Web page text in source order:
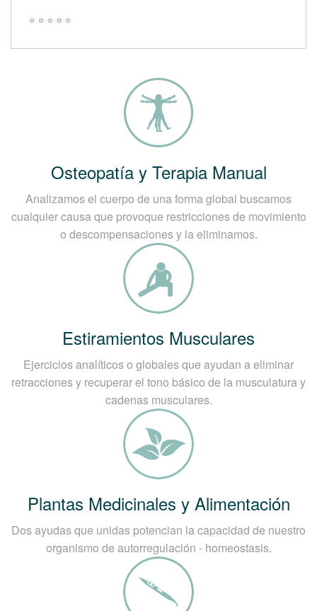
Osteopatía y Terapia Manual
Analizamos el cuerpo de una forma global buscamos
cualquier causa que provoque restricciones de movimiento
o descompensaciones y la eliminamos.
Estiramientos Musculares
Ejercicios analíticos o globales que ayudan a eliminar
retracciones y recuperar el tono básico de la musculatura y
cadenas musculares.
Plantas Medicinales y Alimentación
Dos ayudas que unidas potencian la capacidad de nuestro
organismo de autorregulación - homeostasis.